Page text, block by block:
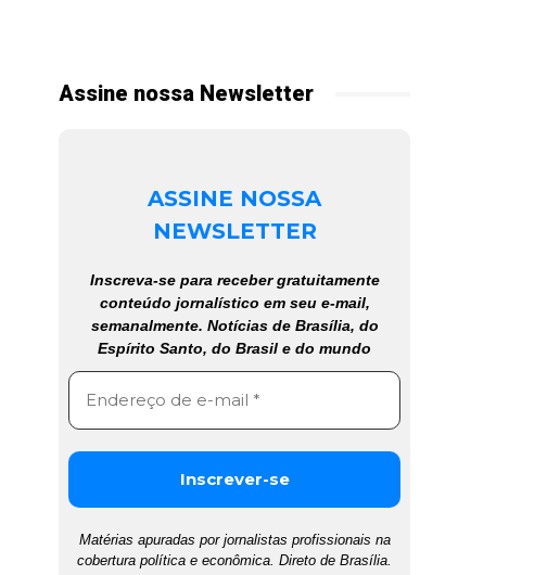
Assine nossa Newsletter
ASSINE NOSSA
NEWSLETTER
Inscreva-se para receber gratuitamente
conteúdo jornalístico em seu e-mail,
semanalmente. Notícias de Brasília, do
Espírito Santo, do Brasil e do mundo
Matérias apuradas por jornalistas profissionais na
cobertura política e econômica. Direto de Brasília.